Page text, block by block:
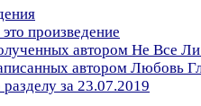
произведение
автором Не Все
автором Любовь
за 23.07.2019